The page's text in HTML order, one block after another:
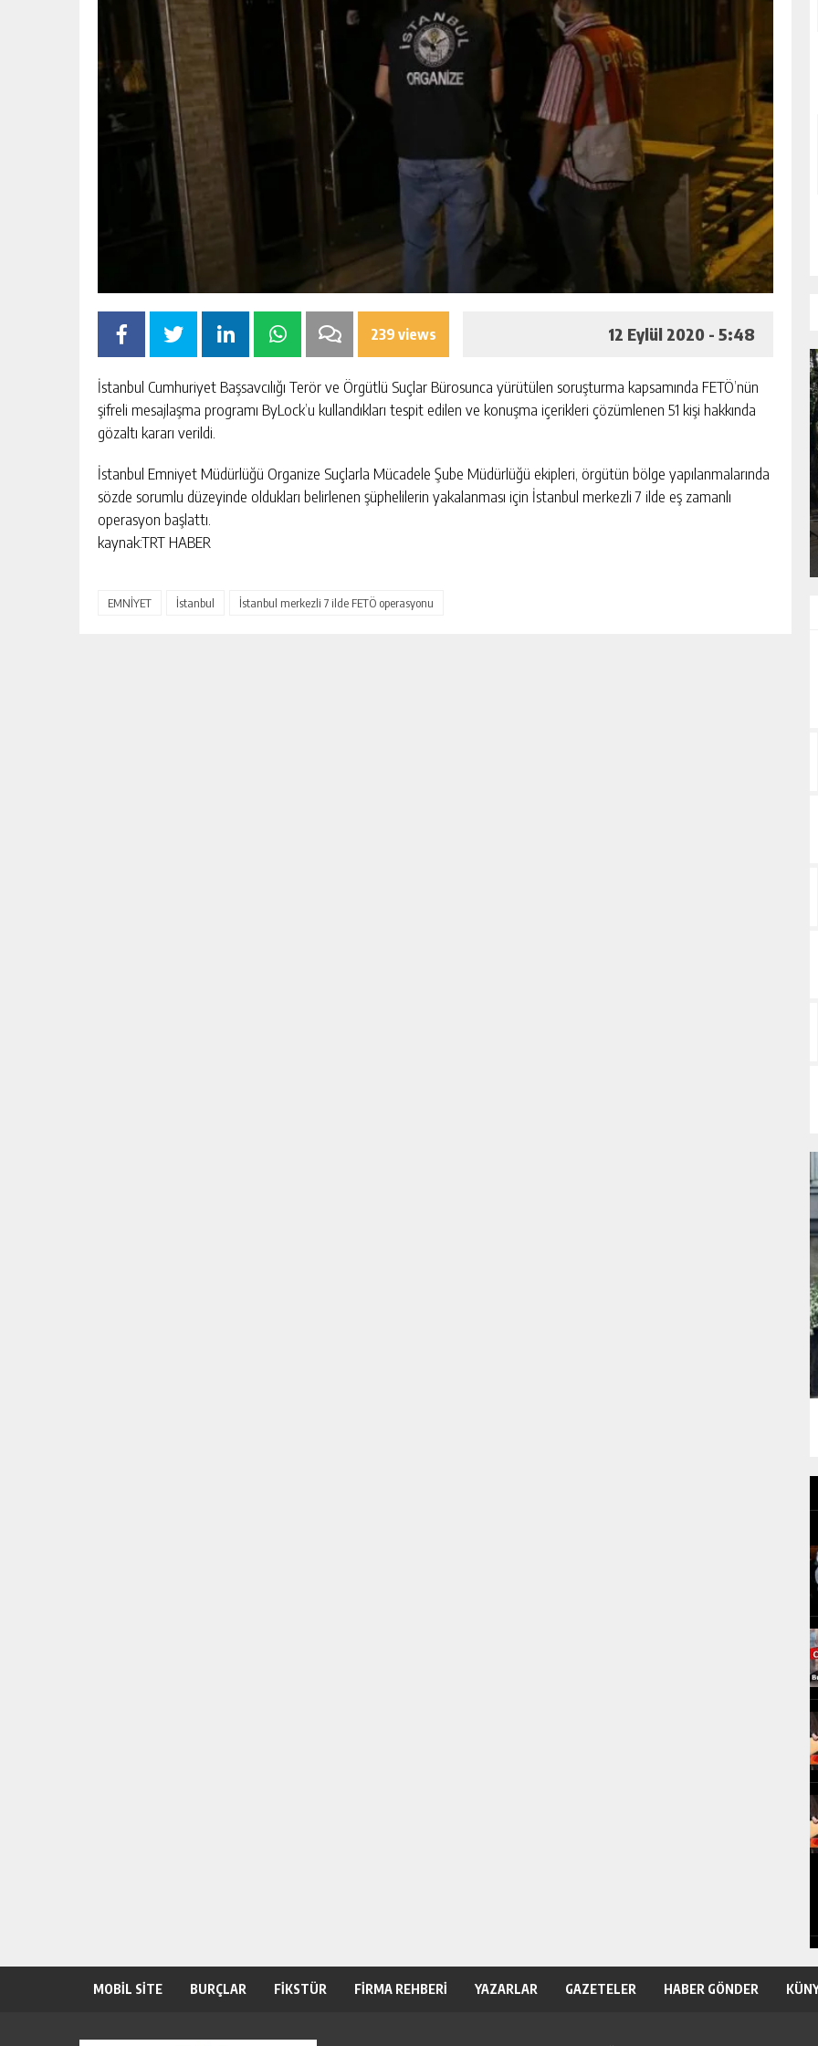
239 views 12 Eylül 2020 - 5:48
İstanbul Cumhuriyet Başsavcılığı Terör ve Örgütlü Suçlar Bürosunca yürütülen soruşturma kapsamında FETÖ’nün
şifreli mesajlaşma programı ByLock’u kullandıkları tespit edilen ve konuşma içerikleri çözümlenen 51 kişi hakkında
gözaltı kararı verildi.
İstanbul Emniyet Müdürlüğü Organize Suçlarla Mücadele Şube Müdürlüğü ekipleri, örgütün bölge yapılanmalarında
sözde sorumlu düzeyinde oldukları belirlenen şüphelilerin yakalanması için İstanbul merkezli 7 ilde eş zamanlı
operasyon başlattı.
kaynak:TRT HABER
EMNİYET İstanbul İstanbul merkezli 7 ilde FETÖ operasyonu
NEVIDE ÇIÇEK PAYLAŞILAMIYOR!
AVRUPA MI, SÜPER LIG MI?
KÜLTÜR ELÇILERI DERNEĞI AÇILIŞ
GECESINI İSTANBUL FATIH’TE
GERÇEKLEŞTIRDI
MOBİL SİTE BURÇLAR FİKSTÜR FİRMA REHBERİ YAZARLAR GAZETELER HABER GÖNDER